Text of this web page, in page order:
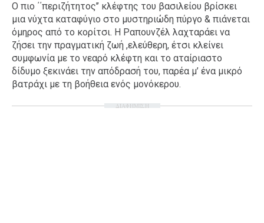
Ο πιο ΄΄περιζήτητος’’ κλέφτης του βασιλείου βρίσκει
μια νύχτα καταφύγιο στο μυστηριώδη πύργο & πιάνεται
όμηρος από το κορίτσι. Η Ραπουνζέλ λαχταράει να
ζήσει την πραγματική ζωή ,ελεύθερη, έτσι κλείνει
συμφωνία με το νεαρό κλέφτη και το αταίριαστο
δίδυμο ξεκινάει την απόδρασή του, παρέα μ’ ένα μικρό
βατράχι με τη βοήθεια ενός μονόκερου.
ΔΙΑΦΗΜΙΣΗ